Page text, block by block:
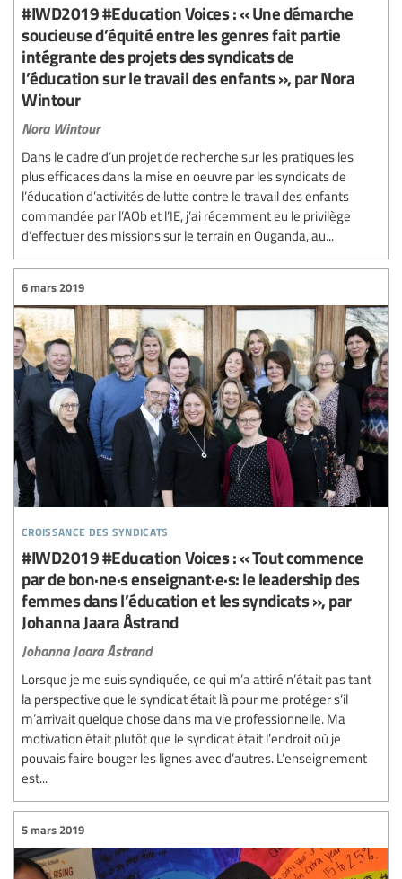
#IWD2019 #Education Voices : « Une démarche
soucieuse d’équité entre les genres fait partie
intégrante des projets des syndicats de
l’éducation sur le travail des enfants », par Nora
Wintour
Nora Wintour
Dans le cadre d’un projet de recherche sur les pratiques les
plus efficaces dans la mise en oeuvre par les syndicats de
l’éducation d’activités de lutte contre le travail des enfants
commandée par l’AOb et l’IE, j’ai récemment eu le privilège
d’effectuer des missions sur le terrain en Ouganda, au...
croissance des syndicats
6 mars 2019
#IWD2019 #Education Voices : « Tout commence
par de bon·ne·s enseignant·e·s: le leadership des
femmes dans l’éducation et les syndicats », par
Johanna Jaara Åstrand
Johanna Jaara Åstrand
Lorsque je me suis syndiquée, ce qui m’a attiré n’était pas tant
la perspective que le syndicat était là pour me protéger s’il
m’arrivait quelque chose dans ma vie professionnelle. Ma
motivation était plutôt que le syndicat était l’endroit où je
pouvais faire bouger les lignes avec d’autres. L’enseignement
est...
5 mars 2019